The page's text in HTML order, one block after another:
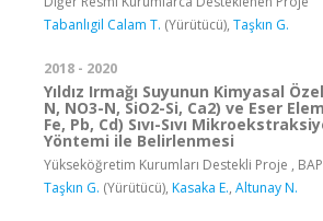
Tabanlıgil Calam T. (Yürütücü), Taşkın G.
2018 - 2020
Yıldız Irmağı Suyunun Kimyasal
N, NO3-N, SiO2-Si, Ca2) ve Eser
Fe, Pb, Cd) Sıvı-Sıvı
Yöntemi ile Belirlenmesi
Yükseköğretim Kurumları Destekli Proje ,
Taşkın G. (Yürütücü), Kasaka E., Altunay N.